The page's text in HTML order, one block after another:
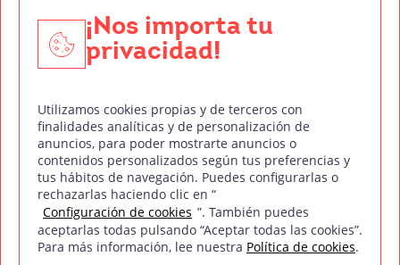
posible que también te interese;
system hollywoodiense?.
que la Escuela AudiovisualTreintaycinco mm
dispone de un completo catálogo de cursos
relacionados con la industria cinematográfica. Si
estás cansado de ser un mero espectador, seguro
que encuentras la formación que estás buscando.
Pincha en el siguienteenlacey comienza tu
aventura.
¡Nos importa tu
privacidad!
Utilizamos cookies propias y de terceros con
finalidades analíticas y de personalización de
anuncios, para poder mostrarte anuncios o
contenidos personalizados según tus preferencias y
tus hábitos de navegación. Puedes configurarlas o
rechazarlas haciendo clic en “
Configuración de cookies ”. También puedes
aceptarlas todas pulsando “Aceptar todas las cookies”.
Para más información, lee nuestra Política de cookies.